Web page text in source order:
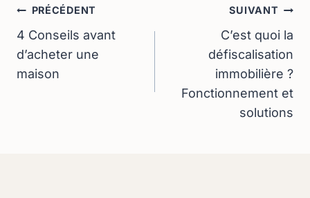
Navigation
De
L’article
PRÉCÉDENT
4 Conseils avant
d’acheter une
maison
SUIVANT
C’est quoi la
défiscalisation
immobilière ?
Fonctionnement et
solutions